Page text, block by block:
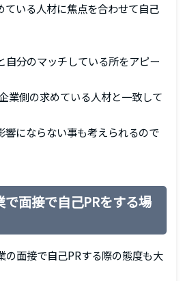
ている人材に焦点を合わせて自己
自分のマッチしている所をアピー
業側の求めている人材と一致して
響にならない事も考えられるので
面接で自己PRをする場
の面接で自己PRする際の態度も大